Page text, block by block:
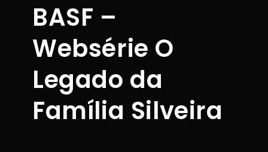
BASF –
Websérie O
Legado da
Família Silveira